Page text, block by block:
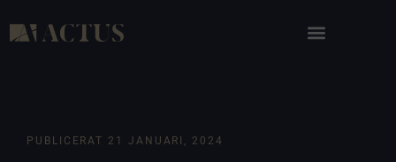
PUBLICERAT 21 JANUARI, 2024